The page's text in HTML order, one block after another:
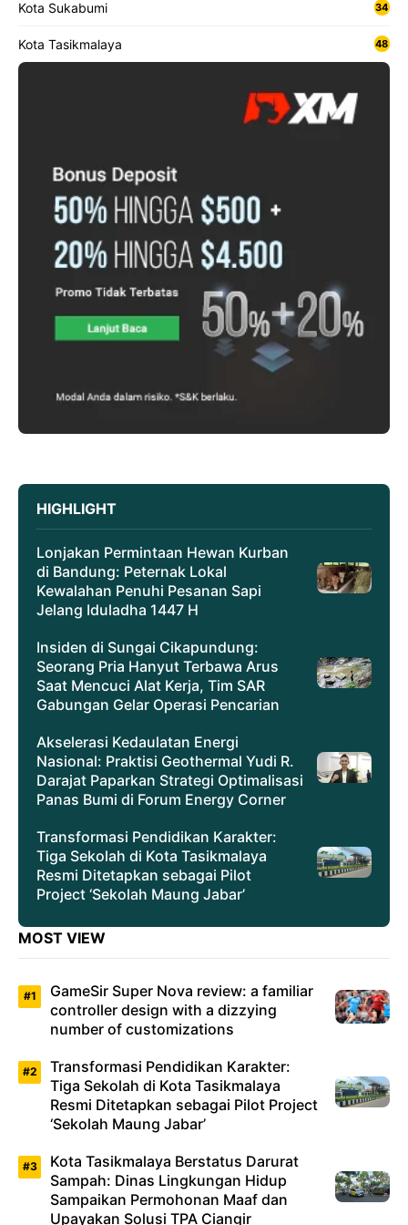
Kota Sukabumi 34
Kota Tasikmalaya 48
HIGHLIGHT
Lonjakan Permintaan Hewan Kurban
di Bandung: Peternak Lokal
Kewalahan Penuhi Pesanan Sapi
Jelang Iduladha 1447 H
Insiden di Sungai Cikapundung:
Seorang Pria Hanyut Terbawa Arus
Saat Mencuci Alat Kerja, Tim SAR
Gabungan Gelar Operasi Pencarian
Akselerasi Kedaulatan Energi
Nasional: Praktisi Geothermal Yudi R.
Darajat Paparkan Strategi Optimalisasi
Panas Bumi di Forum Energy Corner
Transformasi Pendidikan Karakter:
Tiga Sekolah di Kota Tasikmalaya
Resmi Ditetapkan sebagai Pilot
Project ‘Sekolah Maung Jabar’
MOST VIEW
GameSir Super Nova review: a familiar
controller design with a dizzying
number of customizations
Transformasi Pendidikan Karakter:
Tiga Sekolah di Kota Tasikmalaya
Resmi Ditetapkan sebagai Pilot Project
‘Sekolah Maung Jabar’
Kota Tasikmalaya Berstatus Darurat
Sampah: Dinas Lingkungan Hidup
Sampaikan Permohonan Maaf dan
Upayakan Solusi TPA Ciangir